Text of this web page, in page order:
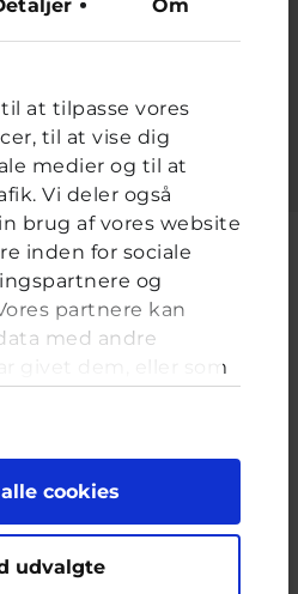
Om
at tilpasse vores
til at vise dig
medier og til at
Vi deler også
brug af vores website
inden for sociale
og
partnere kan
med andre
givet dem, eller som
din brug af deres
til vores cookies,
at anvende vores
cookies
udvalgte
for dig op til 25 år. Du kan skrive til
vores brevkasser og chat, dele dine
hænge ud, og læse med. I Cyberhus
brug for en voksen, vil vi gerne lytte